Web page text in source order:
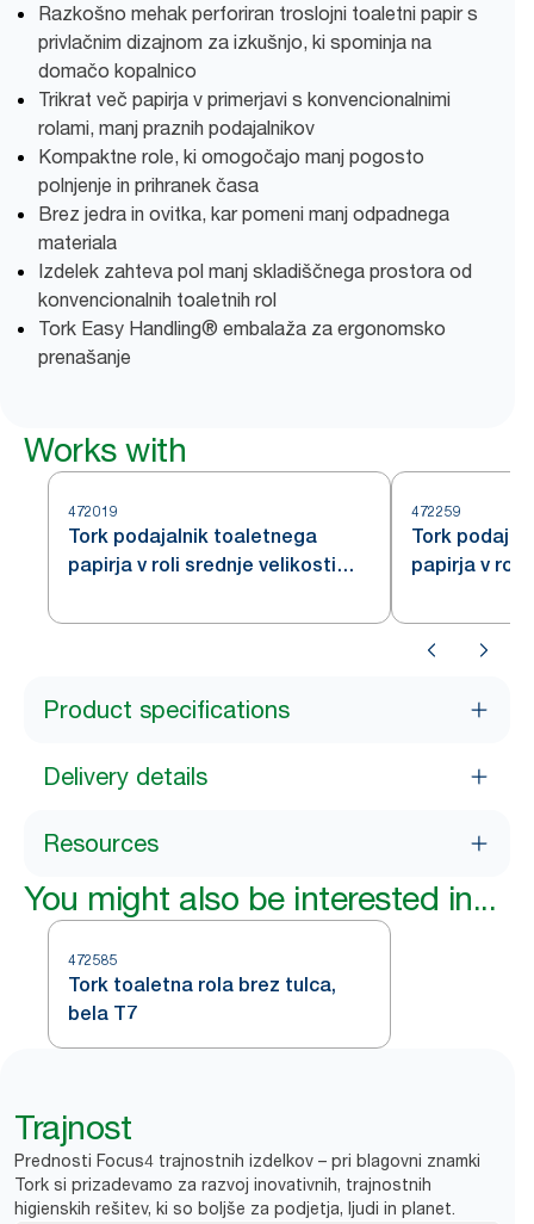
Razkošno mehak perforiran troslojni toaletni papir s
privlačnim dizajnom za izkušnjo, ki spominja na
domačo kopalnico
Trikrat več papirja v primerjavi s konvencionalnimi
rolami, manj praznih podajalnikov
Kompaktne role, ki omogočajo manj pogosto
polnjenje in prihranek časa
Brez jedra in ovitka, kar pomeni manj odpadnega
materiala
Izdelek zahteva pol manj skladiščnega prostora od
konvencionalnih toaletnih rol
Tork Easy Handling® embalaža za ergonomsko
prenašanje
Works with
472019
Tork podajalnik toaletnega
papirja v roli srednje velikosti
472259
Tork
papirja v roli
Product specifications
Delivery details
Resources
You might also be interested in...
472585
Tork toaletna rola brez tulca,
bela T7
Trajnost
Prednosti Focus4 trajnostnih izdelkov – pri blagovni znamki
Tork si prizadevamo za razvoj inovativnih, trajnostnih
higienskih rešitev, ki so boljše za podjetja, ljudi in planet.